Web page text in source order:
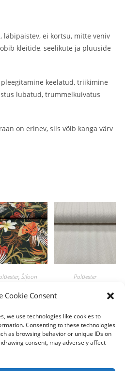
Cookie Consent
we use technologies like cookies to
Consenting to these technologies
as browsing behavior or unique IDs on
consent, may adversely affect
läbipaistev, ei kortsu, mitte veniv
kleitide, seelikute ja pluuside
keelatud, triikimine
lubatud, trummelkuivatus
on erinev, siis võib kanga värv
, Šifoon
€ /m
Polüester
10.00€ /m
Lisa korvi